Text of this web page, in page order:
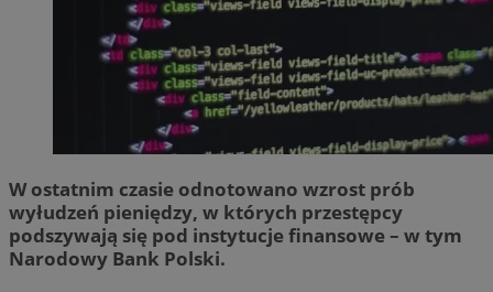
W ostatnim czasie odnotowano wzrost prób
wyłudzeń pieniędzy, w których przestępcy
podszywają się pod instytucje finansowe – w tym
Narodowy Bank Polski.